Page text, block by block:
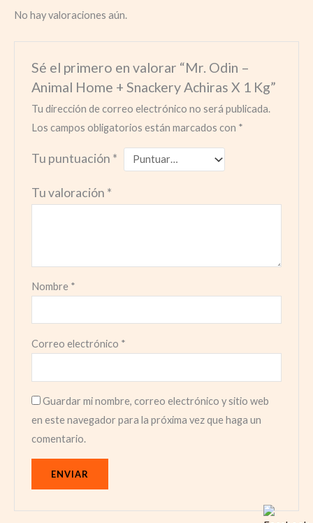
No hay valoraciones aún.
Sé el primero en valorar “Mr. Odin –
Animal Home + Snackery Achiras X 1 Kg”
Tu dirección de correo electrónico no será publicada.
Los campos obligatorios están marcados con *
Tu puntuación *
Tu valoración *
Nombre *
Correo electrónico *
Guardar mi nombre, correo electrónico y sitio web
en este navegador para la próxima vez que haga un
comentario.